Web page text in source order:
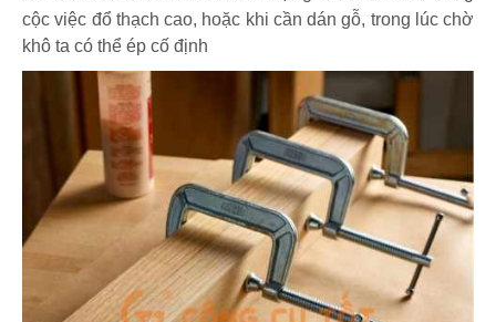
cộc việc đổ thạch cao, hoặc khi cần dán gỗ, trong lúc chờ
khô ta có thể ép cố định